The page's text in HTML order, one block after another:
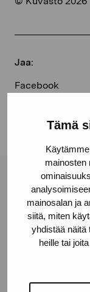
Tämä
mainosten
mainosalan ja
siitä, miten
yhdistää näitä
heille tai
Jaa:
Facebook
Pro
Kustaa Vaasan
10600